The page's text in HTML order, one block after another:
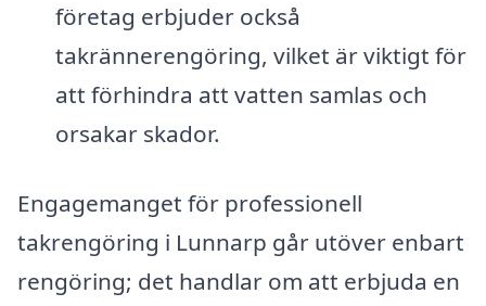
företag erbjuder också
takrännerengöring, vilket är viktigt för
att förhindra att vatten samlas och
orsakar skador.
Engagemanget för professionell
takrengöring i Lunnarp går utöver enbart
rengöring; det handlar om att erbjuda en